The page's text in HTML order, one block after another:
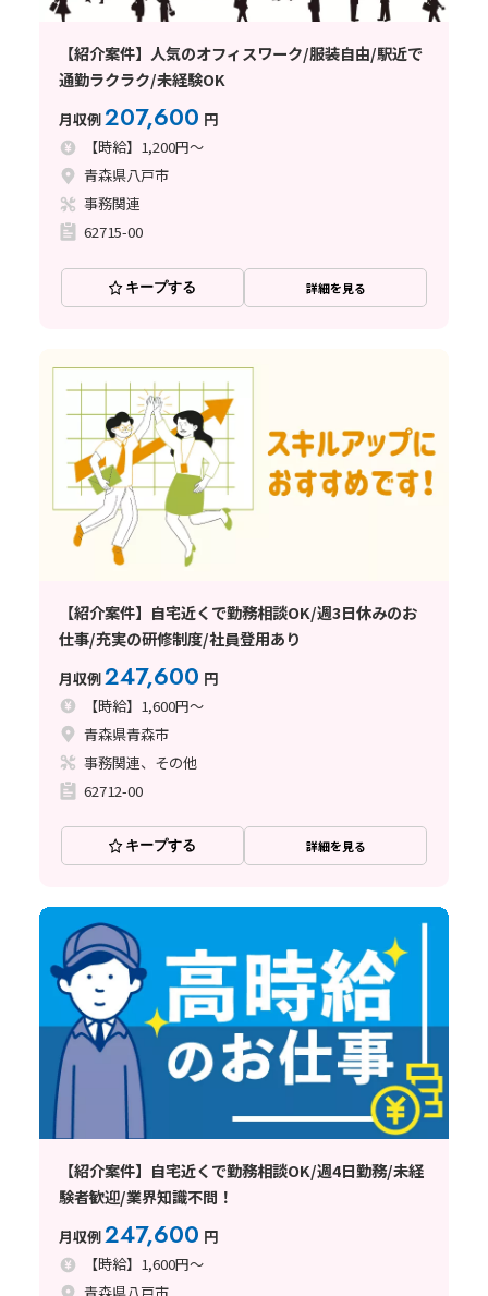
【紹介案件】人気のオフィスワーク/服装自由/駅近で
通勤ラクラク/未経験OK
月収例207,600 円
【時給】1,200円～
青森県八戸市
事務関連
62715-00
キープする 詳細を見る
【紹介案件】自宅近くで勤務相談OK/週3日休みのお
仕事/充実の研修制度/社員登用あり
月収例247,600 円
【時給】1,600円～
青森県青森市
事務関連、その他
62712-00
キープする 詳細を見る
【紹介案件】自宅近くで勤務相談OK/週4日勤務/未経
験者歓迎/業界知識不問！
月収例247,600 円
【時給】1,600円～